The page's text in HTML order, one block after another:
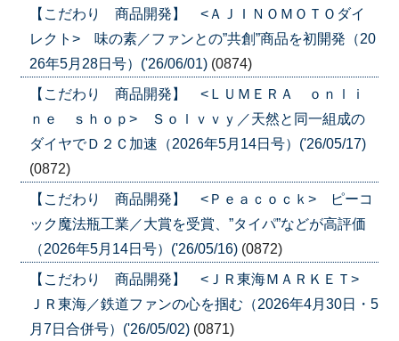
【こだわり 商品開発】 <ＡＪＩＮＯＭＯＴＯダイ
レクト> 味の素／ファンとの”共創”商品を初開発（20
26年5月28日号）('26/06/01) (0874)
【こだわり 商品開発】 <ＬＵＭＥＲＡ ｏｎｌｉ
ｎｅ ｓｈｏｐ> Ｓｏｌｖｖｙ／天然と同一組成の
ダイヤでＤ２Ｃ加速（2026年5月14日号）('26/05/17)
(0872)
【こだわり 商品開発】 <Ｐｅａｃｏｃｋ> ピーコ
ック魔法瓶工業／大賞を受賞、”タイパ”などが高評価
（2026年5月14日号）('26/05/16) (0872)
【こだわり 商品開発】 <ＪＲ東海ＭＡＲＫＥＴ>
ＪＲ東海／鉄道ファンの心を掴む（2026年4月30日・5
月7日合併号）('26/05/02) (0871)